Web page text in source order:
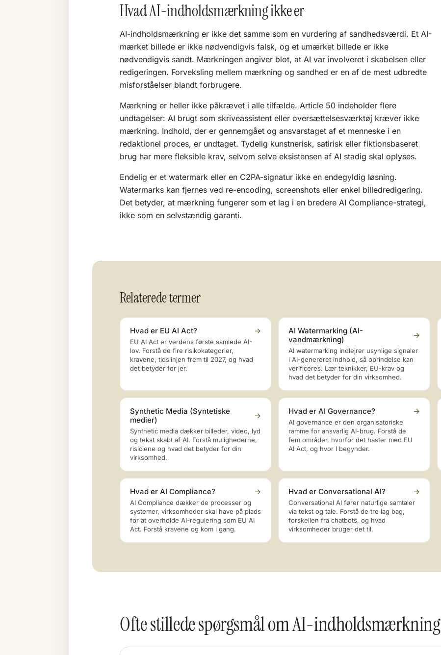
Hvad AI-indholdsmærkning ikke er
AI-indholdsmærkning er ikke det samme som en vurdering af sandhedsværdi. Et AI-
mærket billede er ikke nødvendigvis falsk, og et umærket billede er ikke
nødvendigvis sandt. Mærkningen angiver blot, at AI var involveret i skabelsen eller
redigeringen. Forveksling mellem mærkning og sandhed er en af de mest udbredte
misforståelser blandt forbrugere.
Mærkning er heller ikke påkrævet i alle tilfælde. Article 50 indeholder flere
undtagelser: AI brugt som skriveassistent eller oversættelsesværktøj kræver ikke
mærkning. Indhold, der er gennemgået og ansvarstaget af et menneske i en
redaktionel proces, er undtaget. Tydelig kunstnerisk, satirisk eller fiktionsbaseret
brug har mere fleksible krav, selvom selve eksistensen af AI stadig skal oplyses.
Endelig er et watermark eller en C2PA-signatur ikke en endegyldig løsning.
Watermarks kan fjernes ved re-encoding, screenshots eller enkel billedredigering.
Det betyder, at mærkning fungerer som et lag i en bredere AI Compliance-strategi,
ikke som en selvstændig garanti.
Relaterede termer
Hvad er EU AI Act? →
EU AI Act er verdens første samlede AI-
lov. Forstå de fire risikokategorier,
kravene, tidslinjen frem til 2027, og hvad
det betyder for jer.
AI Watermarking (AI-
vandmærkning)
→
AI watermarking indlejrer usynlige signaler
i AI-genereret indhold, så oprindelse kan
verificeres. Lær teknikker, EU-krav og
hvad det betyder for din virksomhed.
Synthetic Media (Syntetiske
medier)
→
Synthetic media dækker billeder, video, lyd
og tekst skabt af AI. Forstå mulighederne,
risiciene og hvad det betyder for din
virksomhed.
Hvad er AI Governance? →
AI governance er den organisatoriske
ramme for ansvarlig AI-brug. Forstå de
fem områder, hvorfor det haster med EU
AI Act, og hvor I begynder.
Hvad er AI Compliance? →
AI Compliance dækker de processer og
systemer, virksomheder skal have på plads
for at overholde AI-regulering som EU AI
Act. Forstå kravene og kom i gang.
Hvad er Conversational AI? →
Conversational AI fører naturlige samtaler
via tekst og tale. Forstå de tre lag bag,
forskellen fra chatbots, og hvad
virksomheder bruger det til.
Ofte stillede spørgsmål om AI-indholdsmærkning